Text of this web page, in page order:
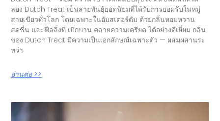
ลอง Dutch Treat เป็นสายพันธุ์ยอดนิยมที่ได้รับการยอมรับในหมู่
สายเขียวทั่วโลก โดยเฉพาะในอัมสเตอร์ดัม ด้วยกลิ่นหอมหวาน
สดชื่น และฟีลลิ่งที่ เบิกบาน คลายความเครียด ได้อย่างดีเยี่ยม กลิ่น
ของ Dutch Treat มีความเป็นเอกลักษณ์เฉพาะตัว — ผสมผสานระ
หว่า
อ่านต่อ >>